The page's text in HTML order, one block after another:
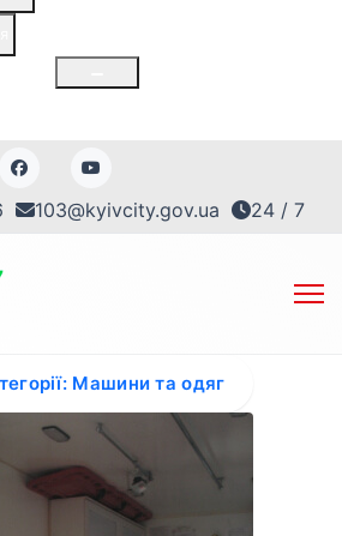
103@kyivcity.gov.ua 24 / 7
Машини та одяг